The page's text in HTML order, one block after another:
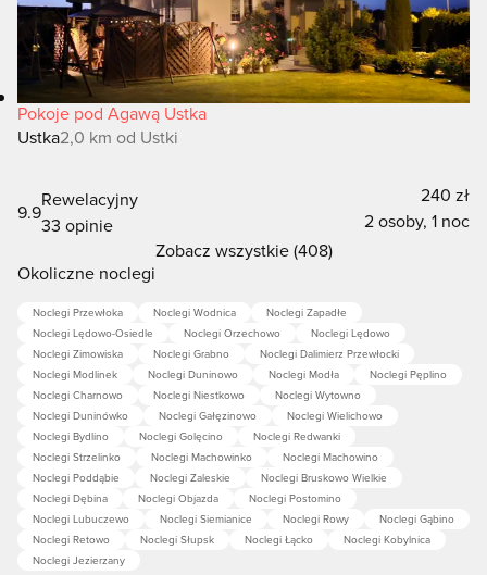
Pokoje pod Agawą Ustka
Ustka2,0 km od Ustki
9.9
Rewelacyjny
33 opinie
240 zł
2 osoby, 1 noc
Zobacz wszystkie (408)
Okoliczne noclegi
Noclegi Przewłoka Noclegi Wodnica
Noclegi Zapadłe
Noclegi Lędowo-Osiedle
Noclegi Orzechowo
Noclegi Lędowo
Noclegi Zimowiska
Noclegi Grabno
Noclegi Dalimierz Przewłocki
Noclegi Modlinek
Noclegi Duninowo Noclegi Modła
Noclegi Pęplino
Noclegi Charnowo
Noclegi Niestkowo
Noclegi Wytowno
Noclegi Duninówko
Noclegi Gałęzinowo
Noclegi Wielichowo
Noclegi Bydlino
Noclegi Golęcino
Noclegi Redwanki
Noclegi Strzelinko
Noclegi Machowinko
Noclegi Machowino
Noclegi Poddąbie
Noclegi Zaleskie
Noclegi Bruskowo Wielkie
Noclegi Dębina
Noclegi Objazda
Noclegi Postomino
Noclegi Lubuczewo
Noclegi Siemianice Noclegi Rowy
Noclegi Gąbino
Noclegi Retowo
Noclegi Słupsk Noclegi Łącko
Noclegi Kobylnica
Noclegi Jezierzany